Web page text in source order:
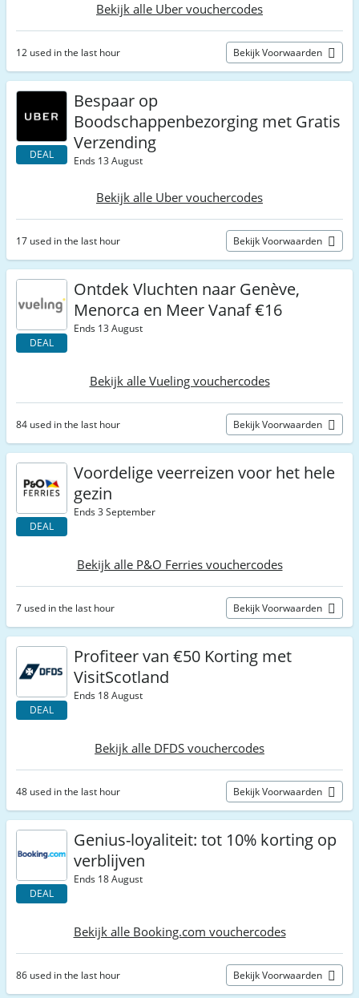
Bekijk alle Uber vouchercodes
12 used in the last hour Bekijk Voorwaarden
DEAL
Bespaar op
Boodschappenbezorging met Gratis
Verzending
Ends 13 August
Bekijk alle Uber vouchercodes
17 used in the last hour Bekijk Voorwaarden
DEAL
Ontdek Vluchten naar Genève,
Menorca en Meer Vanaf €16
Ends 13 August
Bekijk alle Vueling vouchercodes
84 used in the last hour Bekijk Voorwaarden
DEAL
Voordelige veerreizen voor het hele
gezin
Ends 3 September
Bekijk alle P&O Ferries vouchercodes
7 used in the last hour Bekijk Voorwaarden
DEAL
Profiteer van €50 Korting met
VisitScotland
Ends 18 August
Bekijk alle DFDS vouchercodes
48 used in the last hour Bekijk Voorwaarden
DEAL
Genius-loyaliteit: tot 10% korting op
verblijven
Ends 18 August
Bekijk alle Booking.com vouchercodes
86 used in the last hour Bekijk Voorwaarden